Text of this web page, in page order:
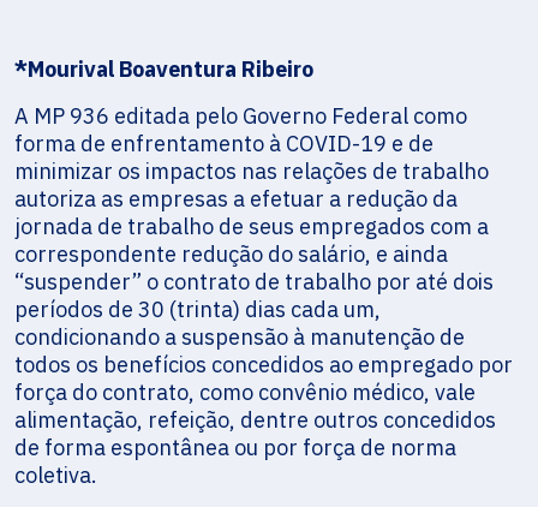
*Mourival Boaventura Ribeiro
A MP 936 editada pelo Governo Federal como
forma de enfrentamento à COVID-19 e de
minimizar os impactos nas relações de trabalho
autoriza as empresas a efetuar a redução da
jornada de trabalho de seus empregados com a
correspondente redução do salário, e ainda
“suspender” o contrato de trabalho por até dois
períodos de 30 (trinta) dias cada um,
condicionando a suspensão à manutenção de
todos os benefícios concedidos ao empregado por
força do contrato, como convênio médico, vale
alimentação, refeição, dentre outros concedidos
de forma espontânea ou por força de norma
coletiva.